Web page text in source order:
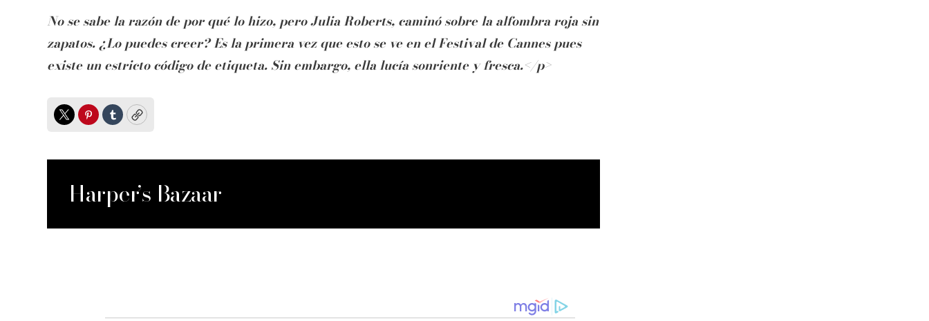
No se sabe la razón de por qué lo hizo, pero Julia Roberts, caminó sobre la alfombra roja sin
zapatos. ¿Lo puedes creer? Es la primera vez que esto se ve en el Festival de Cannes pues
existe un estricto código de etiqueta. Sin embargo, ella lucía sonriente y fresca.</p>
TwitterPinterest
TumblrCopy
Harper’s Bazaar